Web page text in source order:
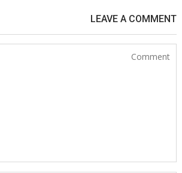
LEAVE A COMMENT